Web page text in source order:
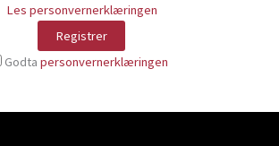
Les personvernerklæringen
Godta personvernerklæringen